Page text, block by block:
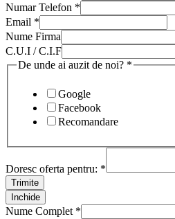
Numar Telefon *
Email *
Nume Firma
C.U.I / C.I.F
De unde ai auzit de noi? *
Google
Facebook
Recomandare
Doresc oferta pentru: *
Trimite
Inchide
Nume Complet *